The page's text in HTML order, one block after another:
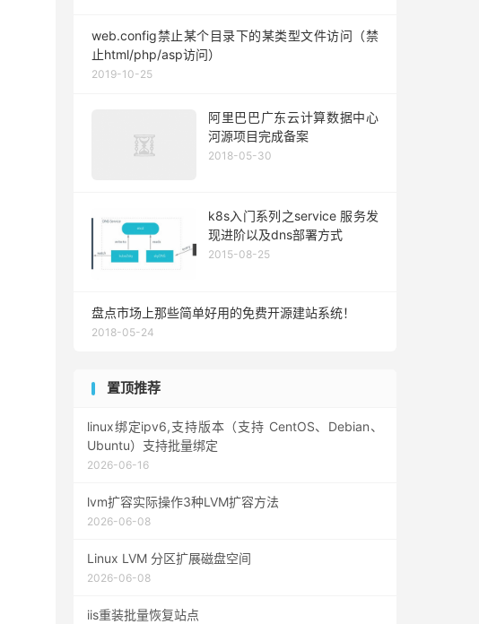
web.config禁止某个目录下的某类型文件访问（禁
止html/php/asp访问）
2019-10-25
阿里巴巴广东云计算数据中心
河源项目完成备案
2018-05-30
k8s入门系列之service 服务发
现进阶以及dns部署方式
2015-08-25
盘点市场上那些简单好用的免费开源建站系统！
2018-05-24
置顶推荐
linux绑定ipv6,支持版本（支持 CentOS、Debian、
Ubuntu）支持批量绑定
2026-06-16
lvm扩容实际操作3种LVM扩容方法
2026-06-08
Linux LVM 分区扩展磁盘空间
2026-06-08
iis重装批量恢复站点